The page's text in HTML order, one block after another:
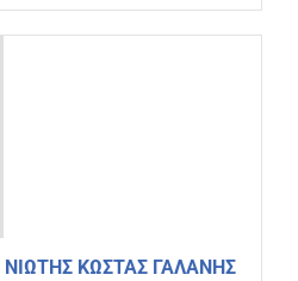
ΚΩΣΤΑΣ ΓΑΛΑΝΗΣ